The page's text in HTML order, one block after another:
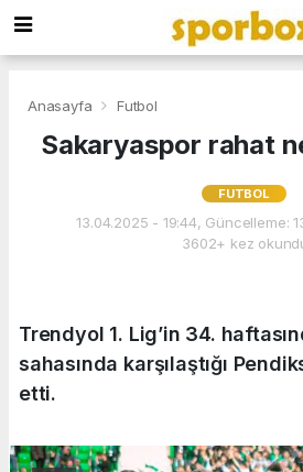
Anasayfa Futbol
Sakaryaspor rahat
FUTBOL
13.04.2025 - 19:44, Güncelleme:
3602+ kez
Trendyol 1. Lig’in 34.
sahasında karşılaştığı
etti.